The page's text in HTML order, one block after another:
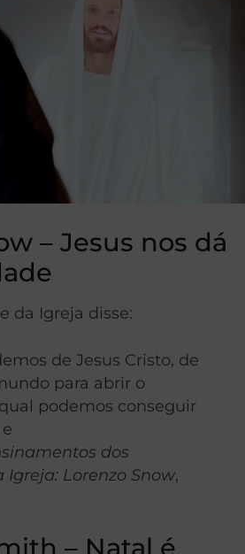
– Jesus nos dá
da Igreja disse:
de Jesus Cristo, de
para abrir o
podemos conseguir
dos
Igreja: Lorenzo Snow,
– Natal é